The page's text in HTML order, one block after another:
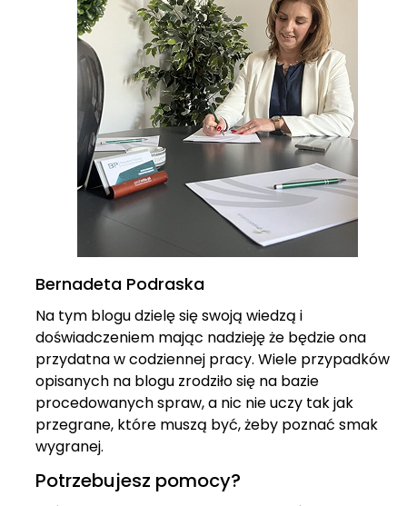
Bernadeta Podraska
Na tym blogu dzielę się swoją wiedzą i
doświadczeniem mając nadzieję że będzie ona
przydatna w codziennej pracy. Wiele przypadków
opisanych na blogu zrodziło się na bazie
procedowanych spraw, a nic nie uczy tak jak
przegrane, które muszą być, żeby poznać smak
wygranej.
Potrzebujesz pomocy?